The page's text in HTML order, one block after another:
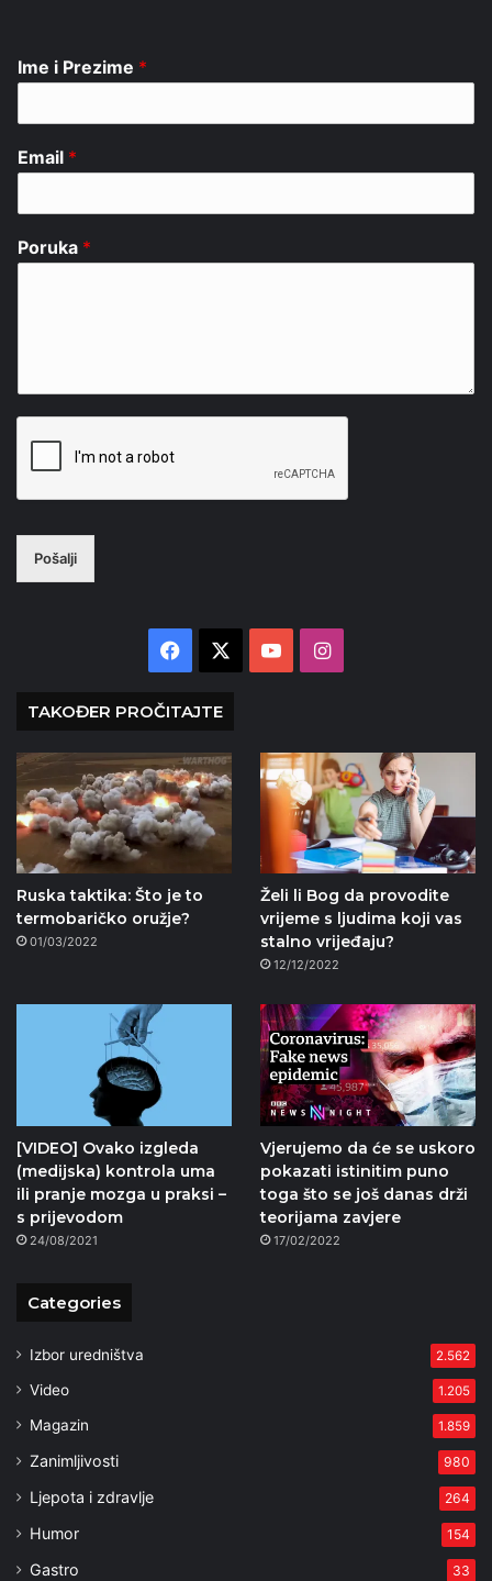
Ime i Prezime *
Email *
Poruka *
Pošalji
Facebook YouTubeInstagram
TAKOĐER PROČITAJTE
Ruska taktika: Što je to
termobaričko oružje?
01/03/2022
Želi li Bog da provodite
vrijeme s ljudima koji vas
stalno vrijeđaju?
12/12/2022
[VIDEO] Ovako izgleda
(medijska) kontrola uma
ili pranje mozga u praksi –
s prijevodom
24/08/2021
Vjerujemo da će se uskoro
pokazati istinitim puno
toga što se još danas drži
teorijama zavjere
17/02/2022
Categories
Izbor uredništva 2.562
Video 1.205
Magazin 1.859
Zanimljivosti 980
Ljepota i zdravlje 264
Humor 154
Gastro 33